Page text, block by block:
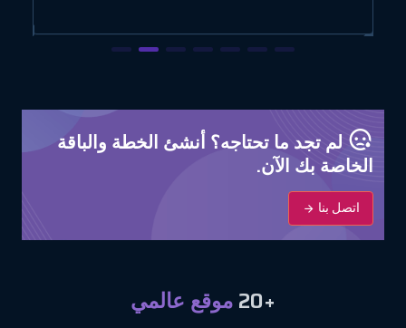
لم تجد ما تحتاجه؟ أنشئ الخطة والباقة
الخاصة بك الآن.
اتصل بنا
+20 موقع عالمي